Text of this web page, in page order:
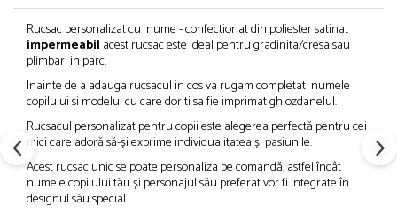
Rucsac personalizat cu nume - confectionat din poliester satinat
impermeabil acest rucsac este ideal pentru gradinita/cresa sau
plimbari in parc.
Inainte de a adauga rucsacul in cos va rugam completati numele
copilului si modelul cu care doriti sa fie imprimat ghiozdanelul.
Rucsacul personalizat pentru copii este alegerea perfectă pentru cei
mici care adoră să-și exprime individualitatea și pasiunile.
Acest rucsac unic se poate personaliza pe comandă, astfel încât
numele copilului tău și personajul său preferat vor fi integrate în
designul său special.